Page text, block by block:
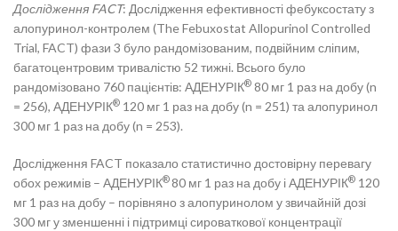
Дослідження FACT: Дослідження ефективності фебуксостату з
алопуринол-контролем (The Febuxostat Allopurinol Controlled
Trial, FACT) фази 3 було рандомізованим, подвійним сліпим,
багатоцентровим тривалістю 52 тижні. Всього було
рандомізовано 760 пацієнтів: АДЕНУРІК® 80 мг 1 раз на добу (n
= 256), АДЕНУРІК® 120 мг 1 раз на добу (n = 251) та алопуринол
300 мг 1 раз на добу (n = 253).
Дослідження FACT показало статистично достовірну перевагу
обох режимів – АДЕНУРІК®80 мг 1 раз на добу і АДЕНУРІК® 120
мг 1 раз на добу – порівняно з алопуринолом у звичайній дозі
300 мг у зменшенні і підтримці сироваткової концентрації